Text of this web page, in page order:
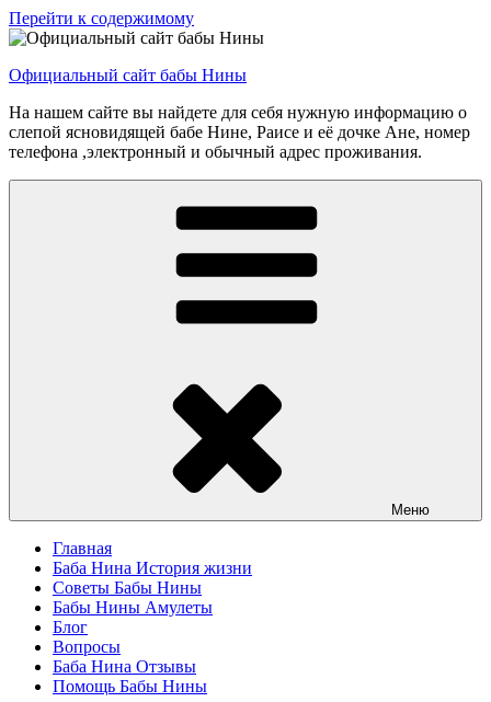
Перейти к содержимому
Официальный сайт бабы Нины
На нашем сайте вы найдете для себя нужную информацию о
слепой ясновидящей бабе Нине, Раисе и её дочке Ане, номер
телефона ,электронный и обычный адрес проживания.
Меню
Главная
Баба Нина История жизни
Советы Бабы Нины
Бабы Нины Амулеты
Блог
Вопросы
Баба Нина Отзывы
Помощь Бабы Нины